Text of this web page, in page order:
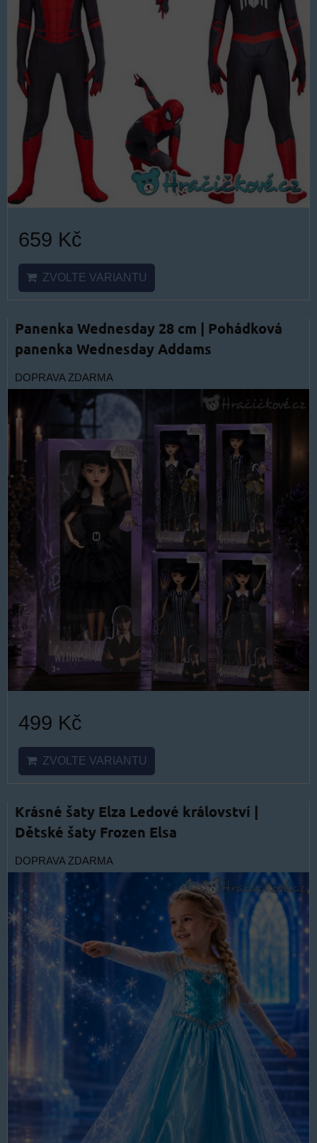
659 Kč
ZVOLTE VARIANTU
Panenka Wednesday 28 cm | Pohádková
panenka Wednesday Addams
DOPRAVA ZDARMA
499 Kč
ZVOLTE VARIANTU
Krásné šaty Elza Ledové království |
Dětské šaty Frozen Elsa
DOPRAVA ZDARMA